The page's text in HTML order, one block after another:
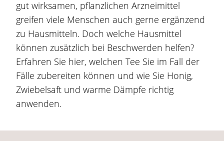
gut wirksamen, pflanzlichen Arzneimittel
greifen viele Menschen auch gerne ergänzend
zu Hausmitteln. Doch welche Hausmittel
können zusätzlich bei Beschwerden helfen?
Erfahren Sie hier, welchen Tee Sie im Fall der
Fälle zubereiten können und wie Sie Honig,
Zwiebelsaft und warme Dämpfe richtig
anwenden.